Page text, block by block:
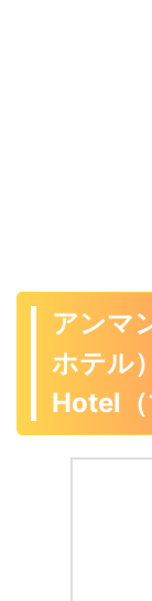
アンマ
ホテル
Hotel（